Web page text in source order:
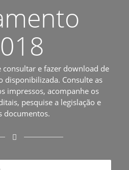
consultar e fazer download de
disponibilizada. Consulte as
impressos, acompanhe os
pesquise a legislação e
documentos.